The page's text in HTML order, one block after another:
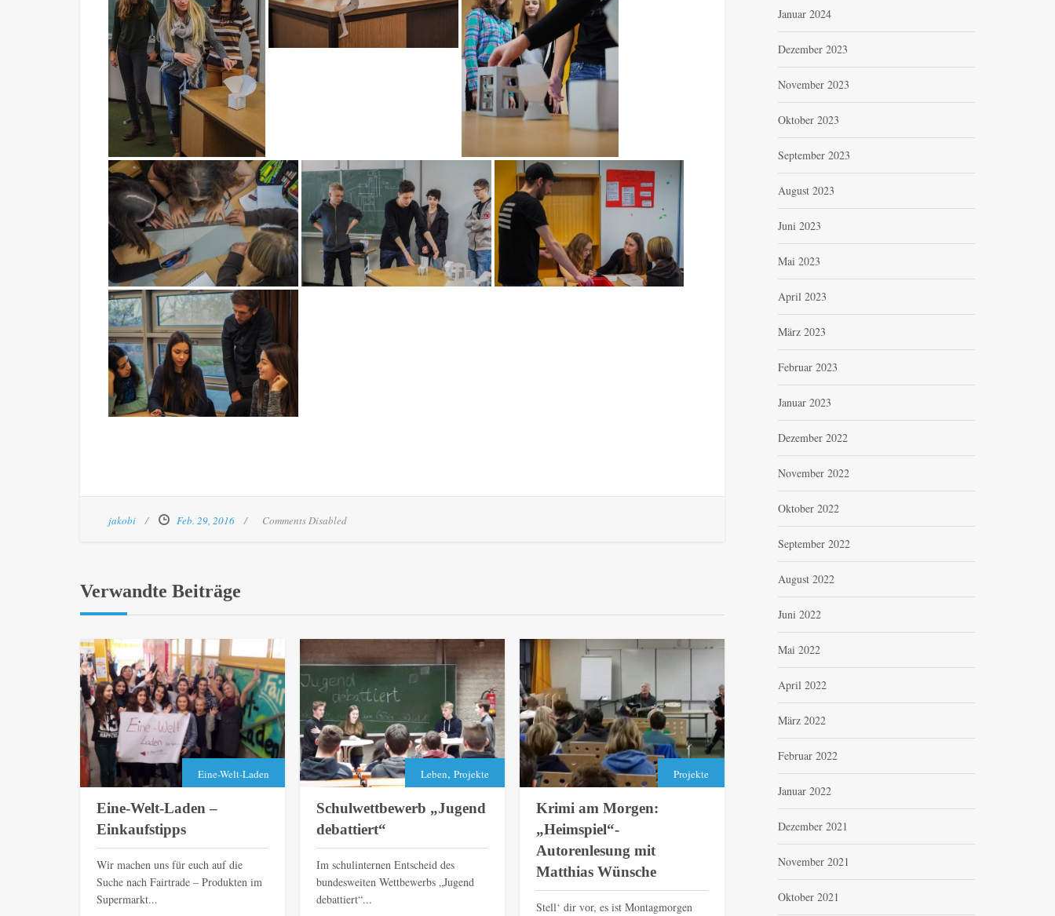
jakobi Feb. 29, 2016 Comments Disabled
Verwandte Beiträge
Eine-Welt-Laden
Eine-Welt-Laden –
Einkaufstipps
Wir machen uns für euch auf die
Suche nach Fairtrade – Produkten im
Supermarkt...
Leben, Projekte
Schulwettbewerb „Jugend
debattiert“
Im schulinternen Entscheid des
bundesweiten Wettbewerbs „Jugend
debattiert“...
Projekte
Krimi am Morgen:
„Heimspiel“-
Autorenlesung mit
Matthias Wünsche
Stell‘ dir vor, es ist Montagmorgen
Januar 2024
Dezember 2023
November 2023
Oktober 2023
September 2023
August 2023
Juni 2023
Mai 2023
April 2023
März 2023
Februar 2023
Januar 2023
Dezember 2022
November 2022
Oktober 2022
September 2022
August 2022
Juni 2022
Mai 2022
April 2022
März 2022
Februar 2022
Januar 2022
Dezember 2021
November 2021
Oktober 2021